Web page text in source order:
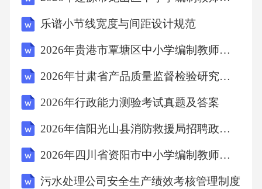
时应保持安全距离D.可以在未探明的溶洞区域
进行单人作业38.摄影测量中，相对定向的目的
是（）。A.恢复像片的内方位元素B.恢复像片
求地面点坐标39.某导线全长为1000m，纵坐标
增量闭合差为+0.10mA.$1/10000B.$1/5000C.1D.
140.在GIS网络分析中，寻找两个地点之间最佳
路径的算法通常基于（）。A.最小生成树算法
B.Dijkstra算法C.凸包算法D.Voronoi图算法二、
多项选择题（共20题，每题2分。每题的备选项
乐谱小节线宽度与间距设计规范
2026年贵港市覃塘区中小学编制教师招聘笔试备考题库及答案详解
2026年甘肃省产品质量监督检验研究院编外人员招聘10人笔试备考试题及答案详解
2026年行政能力测验考试真题及答案
2026年信阳光山县消防救援局招聘政府专职消防员8名考试备考试题及答案详解
2026年四川省资阳市中小学编制教师招聘笔试模拟试题及答案详解
污水处理公司安全生产绩效考核管理制度